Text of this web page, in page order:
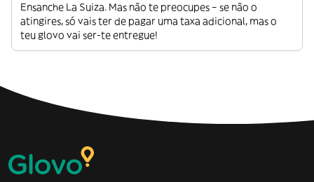
Ensanche La Suiza. Mas não te preocupes – se não o
atingires, só vais ter de pagar uma taxa adicional, mas o
teu glovo vai ser-te entregue!